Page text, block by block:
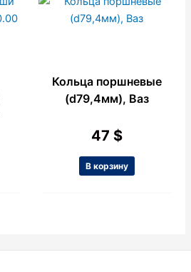
Кольца поршневые
(d79,4мм), Ваз
47 $
В корзину